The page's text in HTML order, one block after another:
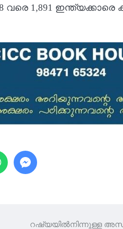
1,891 ഇന്ത്യക്കാരെ
റഷ്യയില്‍നിന്നുള്ള